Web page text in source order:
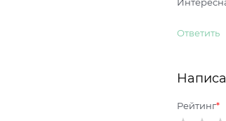
Ответить
Рейтинг